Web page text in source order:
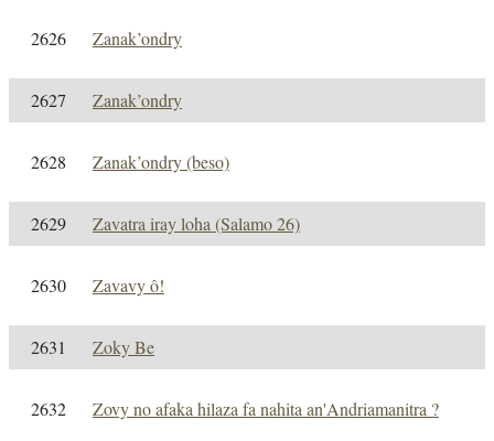
2626 Zanak’ondry
2627 Zanak’ondry
2628 Zanak’ondry (beso)
2629 Zavatra iray loha (Salamo 26)
2630 Zavavy ô!
2631 Zoky Be
2632 Zovy no afaka hilaza fa nahita an'Andriamanitra ?